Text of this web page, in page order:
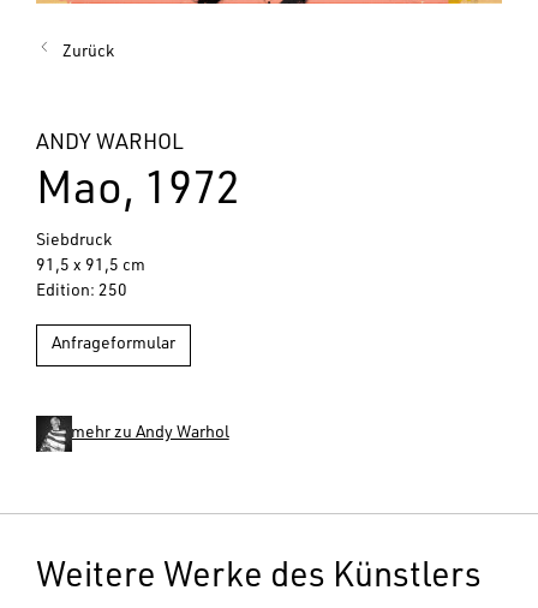
Zurück
ANDY WARHOL
Mao, 1972
Siebdruck
91,5 x 91,5 cm
Edition: 250
Anfrageformular
mehr zu Andy Warhol
Weitere Werke des Künstlers